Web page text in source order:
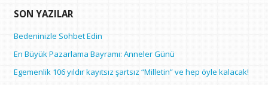
SON YAZILAR
Bedeninizle Sohbet Edin
En Büyük Pazarlama Bayramı: Anneler Günü
Egemenlik 106 yıldır kayıtsız şartsız “Milletin” ve hep öyle kalacak!